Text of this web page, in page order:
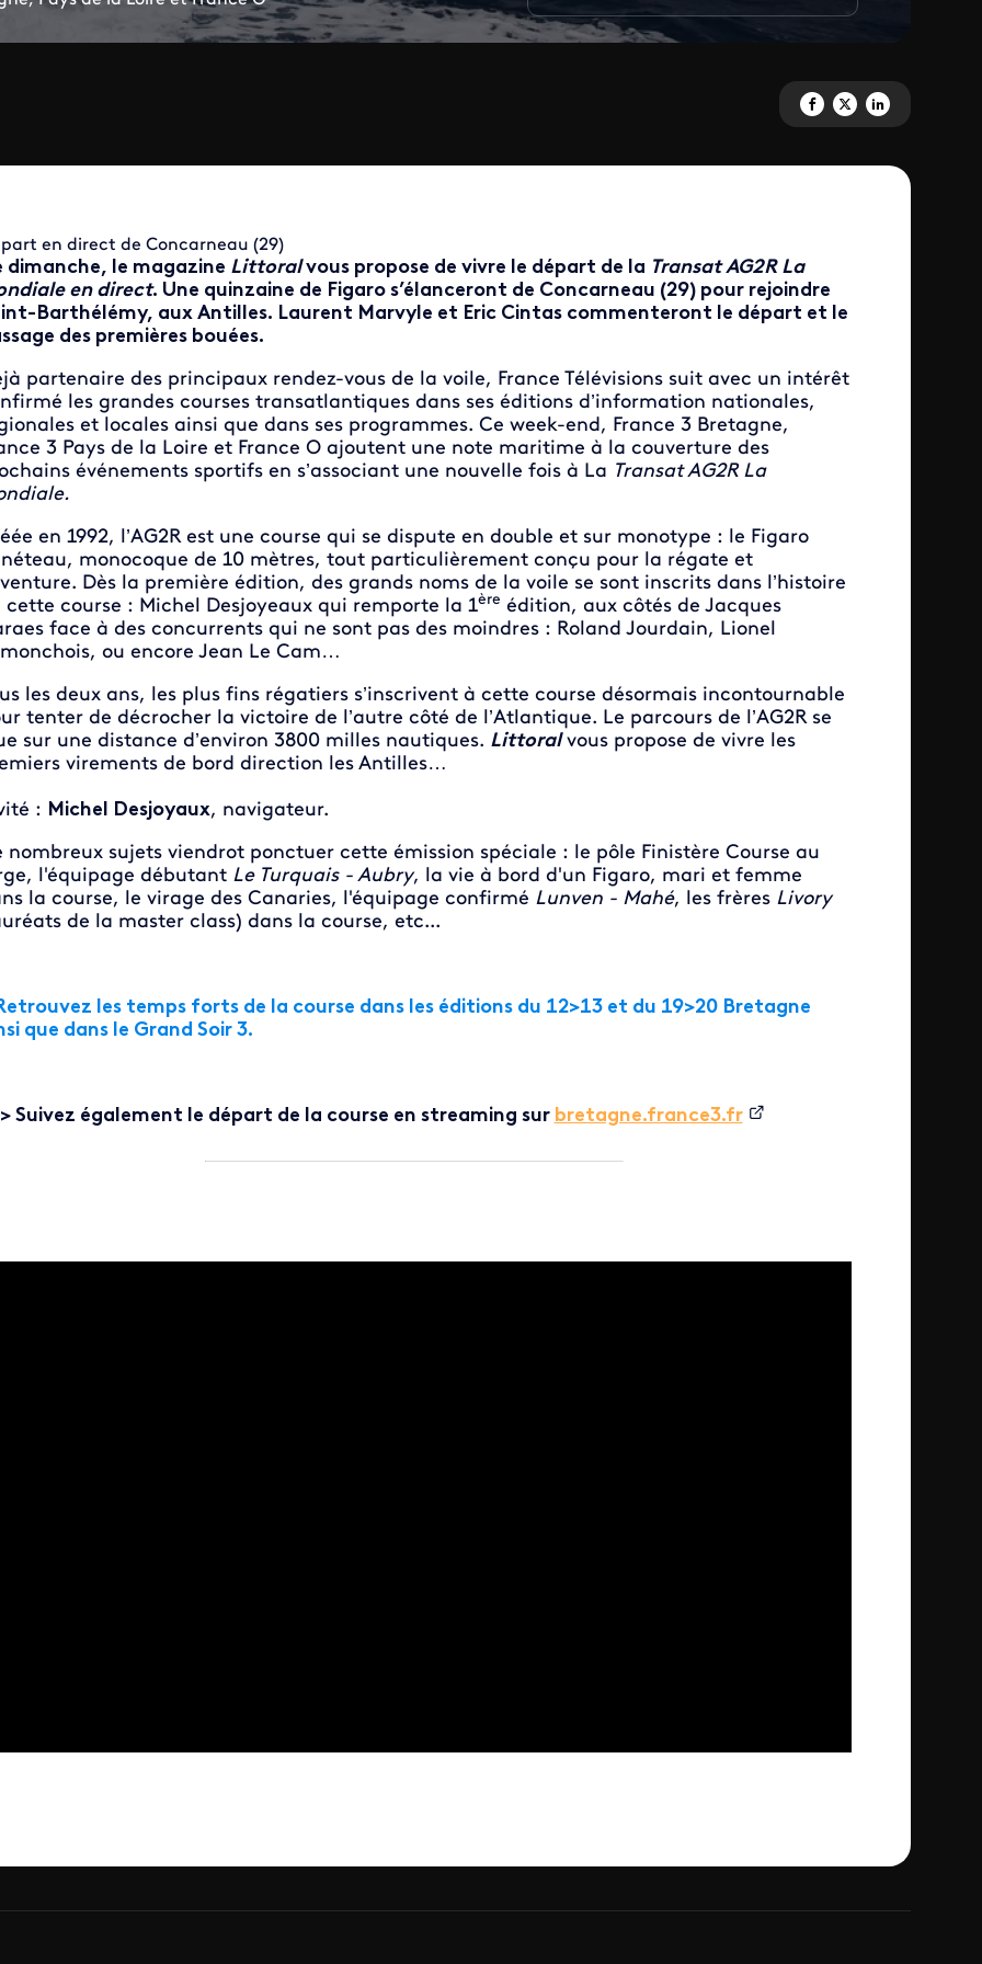
Partagez 'Littoral spécial
Partagez 'Littoral
Partagez 'Littoral
en direct de Concarneau (29)
dimanche, le magazine Littoralvous propose de vivre le départ de la Transat AG2R La
en direct. Une quinzaine de Figaro s’élanceront de Concarneau (29) pour rejoindre
Barthélémy, aux Antilles. Laurent Marvyle et Eric Cintas commenteront le départ et le
des premières bouées.
partenaire des principaux rendez-vous de la voile, France Télévisions suit avec un intérêt
les grandes courses transatlantiques dans ses éditions d’information nationales,
et locales ainsi que dans ses programmes. Ce week-end, France 3 Bretagne,
3 Pays de la Loire et France O ajoutent une note maritime à la couverture des
événements sportifs en s’associant une nouvelle fois à La Transat AG2R La
en 1992, l’AG2R est une course qui se dispute en double et sur monotype : le Figaro
monocoque de 10 mètres, tout particulièrement conçu pour la régate et
Dès la première édition, des grands noms de la voile se sont inscrits dans l’histoire
cette course : Michel Desjoyeaux qui remporte la 1ère édition, aux côtés de Jacques
face à des concurrents qui ne sont pas des moindres : Roland Jourdain, Lionel
ou encore Jean Le Cam…
les deux ans, les plus fins régatiers s’inscrivent à cette course désormais incontournable
tenter de décrocher la victoire de l’autre côté de l’Atlantique. Le parcours de l’AG2R se
sur une distance d’environ 3800 milles nautiques. Littoralvous propose de vivre les
virements de bord direction les Antilles…
: Michel Desjoyaux, navigateur.
nombreux sujets viendrot ponctuer cette émission spéciale : le pôle Finistère Course au
l'équipage débutant Le Turquais - Aubry, la vie à bord d'un Figaro, mari et femme
la course, le virage des Canaries, l'équipage confirmé Lunven - Mahé, les frères Livory
de la master class) dans la course, etc...
les temps forts de la course dans les éditions du 12>13 et du 19>20 Bretagne
que dans le Grand Soir 3.
Suivez également le départ de la course en streaming sur bretagne.france3.fr